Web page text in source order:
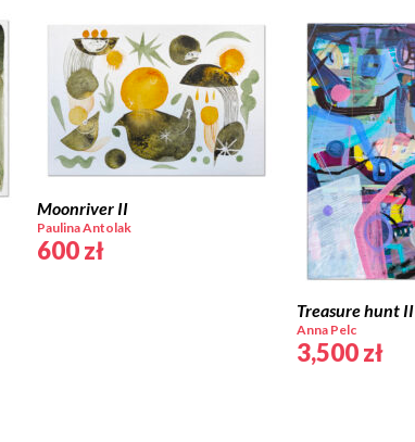
Moonriver II
Paulina Antolak
600zł
Treasure hunt II
Anna Pelc
3,500zł